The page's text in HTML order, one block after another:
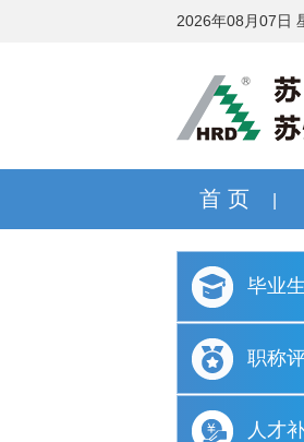
2026年08月07日
首 页
毕业
职称
人才